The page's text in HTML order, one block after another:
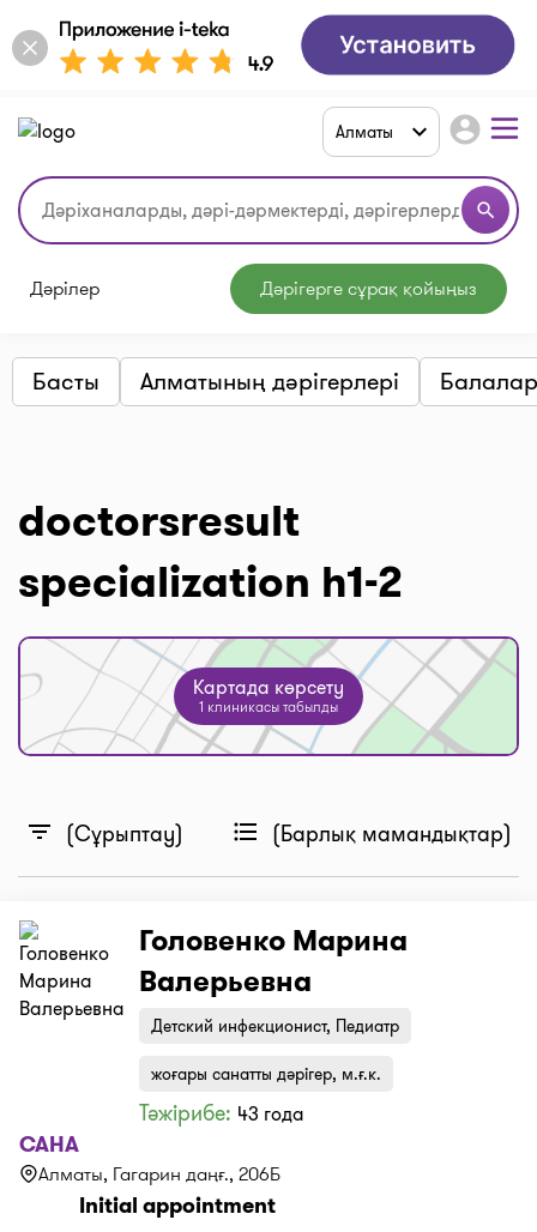
search
Алматы account_circle
Дәрілер Дәрігерге сұрақ қойыңыз
Басты Алматының дәрігерлері
doctorsresult
specialization h1-2
Картада көрсету
1 клиникасы табылды
filter_list (Сұрыптау) format_list_bulleted (Барлық мамандықтар)
Головенко Марина
Валерьевна
Детский инфекционист, Педиатр
жоғары санатты дәрігер, м.ғ.к.
Тәжірибе: 43 года
САНА
Алматы, Гагарин даңғ., 206Б
Initial appointment